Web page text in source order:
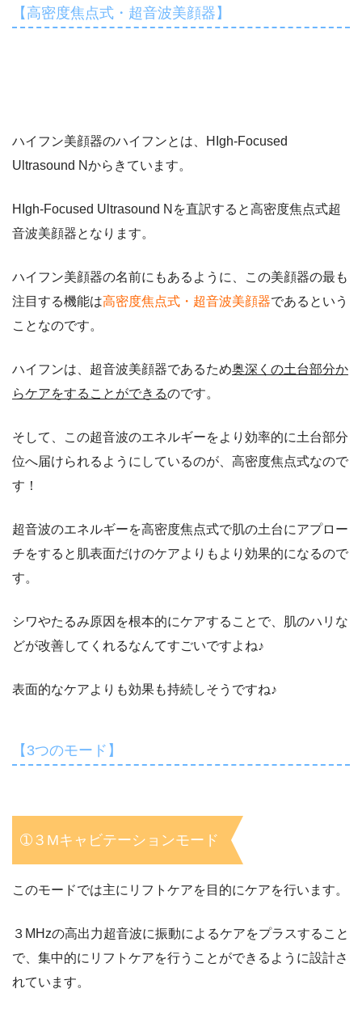
【高密度焦点式・超音波美顔器】
ハイフン美顔器のハイフンとは、HIgh-Focused
Ultrasound Nからきています。
HIgh-Focused Ultrasound Nを直訳すると高密度焦点式超
音波美顔器となります。
ハイフン美顔器の名前にもあるように、この美顔器の最も
注目する機能は高密度焦点式・超音波美顔器であるという
ことなのです。
ハイフンは、超音波美顔器であるため奥深くの土台部分か
らケアをすることができるのです。
そして、この超音波のエネルギーをより効率的に土台部分
位へ届けられるようにしているのが、高密度焦点式なので
す！
超音波のエネルギーを高密度焦点式で肌の土台にアプロー
チをすると肌表面だけのケアよりもより効果的になるので
す。
シワやたるみ原因を根本的にケアすることで、肌のハリな
どが改善してくれるなんてすごいですよね♪
表面的なケアよりも効果も持続しそうですね♪
【3つのモード】
➀３Mキャビテーションモード
このモードでは主にリフトケアを目的にケアを行います。
３MHzの高出力超音波に振動によるケアをプラスすること
で、集中的にリフトケアを行うことができるように設計さ
れています。